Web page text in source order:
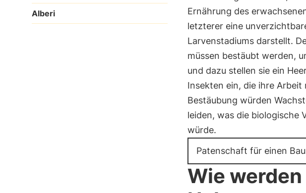
Alberi
Ernährung des
letzterer eine
Larvenstadiums darstellt.
müssen bestäubt werden,
und dazu stellen sie ein
Insekten ein, die ihre
Bestäubung würden
leiden, was die biologische
würde.
Patenschaft für einen
Wie